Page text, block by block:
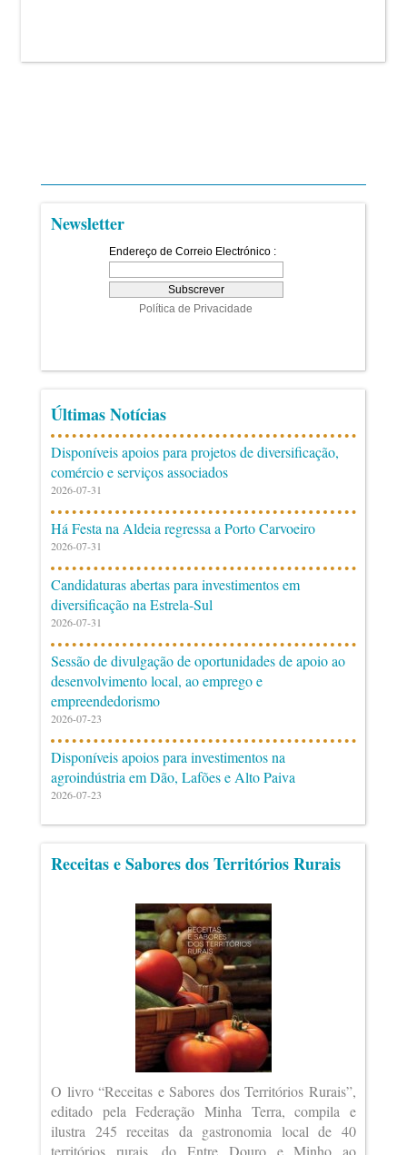
Newsletter
Últimas Notícias
Disponíveis apoios para projetos de diversificação,
comércio e serviços associados
2026-07-31
Há Festa na Aldeia regressa a Porto Carvoeiro
2026-07-31
Candidaturas abertas para investimentos em
diversificação na Estrela-Sul
2026-07-31
Sessão de divulgação de oportunidades de apoio ao
desenvolvimento local, ao emprego e
empreendedorismo
2026-07-23
Disponíveis apoios para investimentos na
agroindústria em Dão, Lafões e Alto Paiva
2026-07-23
Receitas e Sabores dos Territórios Rurais
O livro “Receitas e Sabores dos Territórios Rurais”,
editado pela Federação Minha Terra, compila e
ilustra 245 receitas da gastronomia local de 40
territórios rurais, do Entre Douro e Minho ao